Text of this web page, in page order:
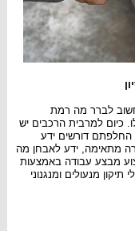
לברר מה רמת
כיום למרבית הרכבים יש
החלפתם דורשים ידע
מתאימה, ידע לאבחן מה
מבצע עבודה באמצעות
מנעולים ומנגנוני